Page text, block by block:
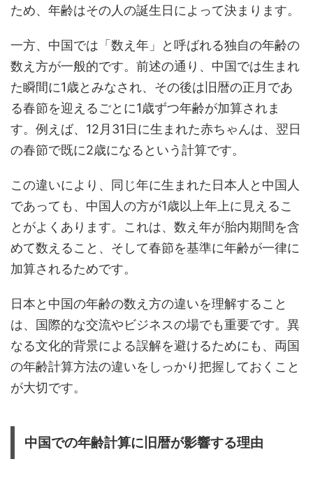
ため、年齢はその人の誕生日によって決まります。
一方、中国では「数え年」と呼ばれる独自の年齢の
数え方が一般的です。前述の通り、中国では生まれ
た瞬間に1歳とみなされ、その後は旧暦の正月であ
る春節を迎えるごとに1歳ずつ年齢が加算されま
す。例えば、12月31日に生まれた赤ちゃんは、翌日
の春節で既に2歳になるという計算です。
この違いにより、同じ年に生まれた日本人と中国人
であっても、中国人の方が1歳以上年上に見えるこ
とがよくあります。これは、数え年が胎内期間を含
めて数えること、そして春節を基準に年齢が一律に
加算されるためです。
日本と中国の年齢の数え方の違いを理解すること
は、国際的な交流やビジネスの場でも重要です。異
なる文化的背景による誤解を避けるためにも、両国
の年齢計算方法の違いをしっかり把握しておくこと
が大切です。
中国での年齢計算に旧暦が影響する理由